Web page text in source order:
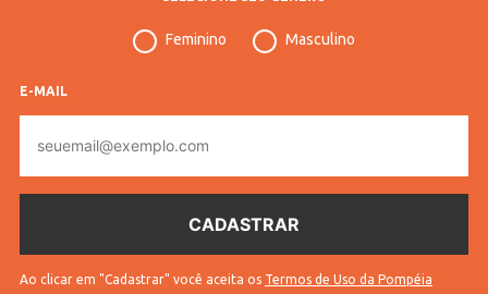
Feminino Masculino
E-MAIL
mail
Ao clicar em "Cadastrar" você aceita os Termos de Uso da Pompéia